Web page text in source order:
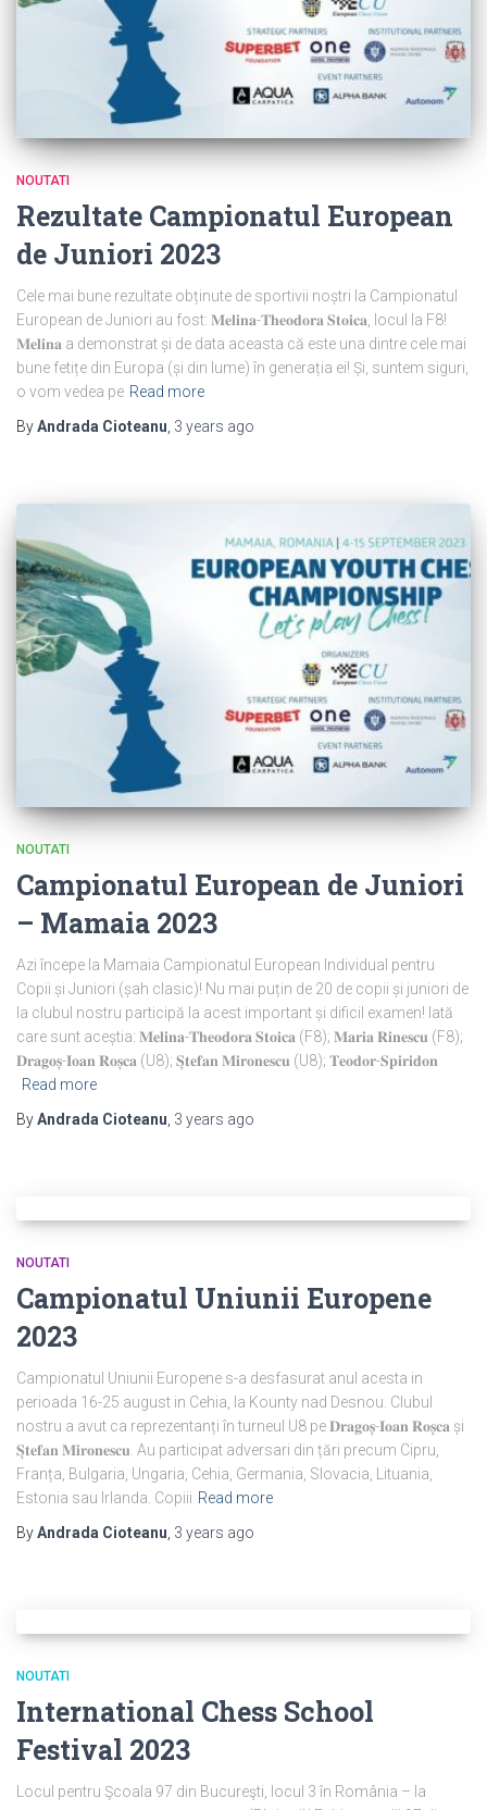
NOUTATI
Rezultate Campionatul European
de Juniori 2023
Cele mai bune rezultate obținute de sportivii noștri la Campionatul
European de Juniori au fost: 𝐌𝐞𝐥𝐢𝐧𝐚-𝐓𝐡𝐞𝐨𝐝𝐨𝐫𝐚 𝐒𝐭𝐨𝐢𝐜𝐚, locul la F8!
𝐌𝐞𝐥𝐢𝐧𝐚 a demonstrat și de data aceasta că este una dintre cele mai
bune fetițe din Europa (și din lume) în generația ei! Și, suntem siguri,
o vom vedea pe Read more
ByAndrada Cioteanu, 3 years ago
NOUTATI
Campionatul European de Juniori
– Mamaia 2023
Azi începe la Mamaia Campionatul European Individual pentru
Copii și Juniori (șah clasic)! Nu mai puțin de 20 de copii și juniori de
la clubul nostru participă la acest important și dificil examen! Iată
care sunt aceștia: 𝐌𝐞𝐥𝐢𝐧𝐚-𝐓𝐡𝐞𝐨𝐝𝐨𝐫𝐚 𝐒𝐭𝐨𝐢𝐜𝐚 (F8); 𝐌𝐚𝐫𝐢𝐚 𝐑𝐢𝐧𝐞𝐬𝐜𝐮 (F8);
𝐃𝐫𝐚𝐠𝐨𝐬̦-𝐈𝐨𝐚𝐧 𝐑𝐨𝐬̦𝐜𝐚 (U8); 𝐒̦𝐭𝐞𝐟𝐚𝐧 𝐌𝐢𝐫𝐨𝐧𝐞𝐬𝐜𝐮 (U8); 𝐓𝐞𝐨𝐝𝐨𝐫-𝐒𝐩𝐢𝐫𝐢𝐝𝐨𝐧
Read more
ByAndrada Cioteanu 3 years ago
NOUTATI
Campionatul Uniunii Europene
2023
Campionatul Uniunii Europene s-a desfasurat anul acesta in
perioada 16-25 august in Cehia, la Kounty nad Desnou. Clubul
nostru a avut ca reprezentanți în turneul U8 pe 𝐃𝐫𝐚𝐠𝐨𝐬̦-𝐈𝐨𝐚𝐧 𝐑𝐨𝐬̦𝐜𝐚 și
𝐒̦𝐭𝐞𝐟𝐚𝐧 𝐌𝐢𝐫𝐨𝐧𝐞𝐬𝐜𝐮. Au participat adversari din țări precum Cipru,
Franța, Bulgaria, Ungaria, Cehia, Germania, Slovacia, Lituania,
Estonia sau Irlanda. Copiii Read more
ByAndrada Cioteanu 3 years ago
NOUTATI
International Chess School
Festival 2023
Locul pentru Şcoala 97 din Bucureşti, locul 3 în România – la